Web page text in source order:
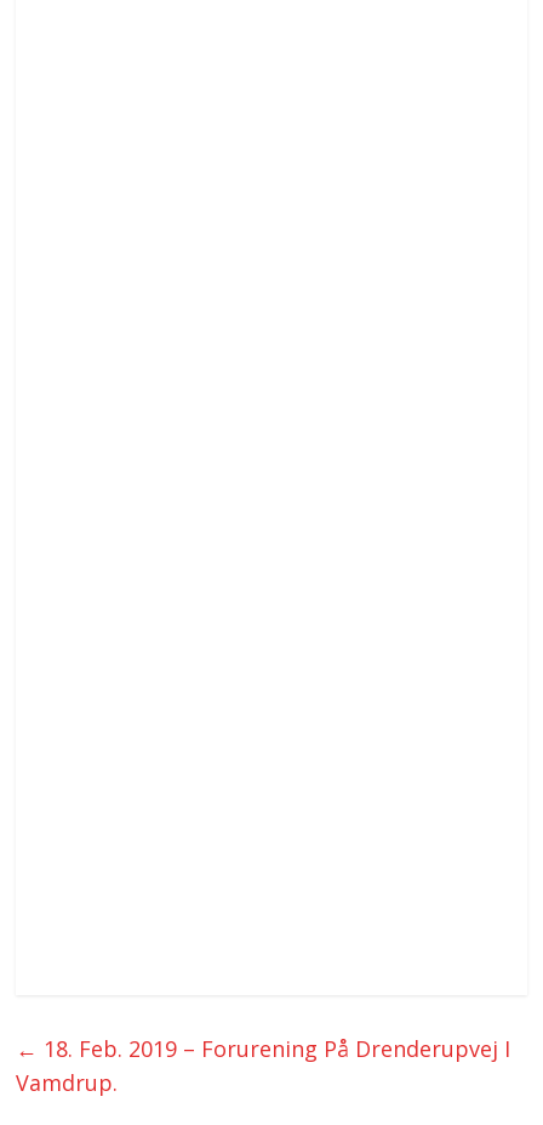
← 18. Feb. 2019 – Forurening På Drenderupvej I
Vamdrup.